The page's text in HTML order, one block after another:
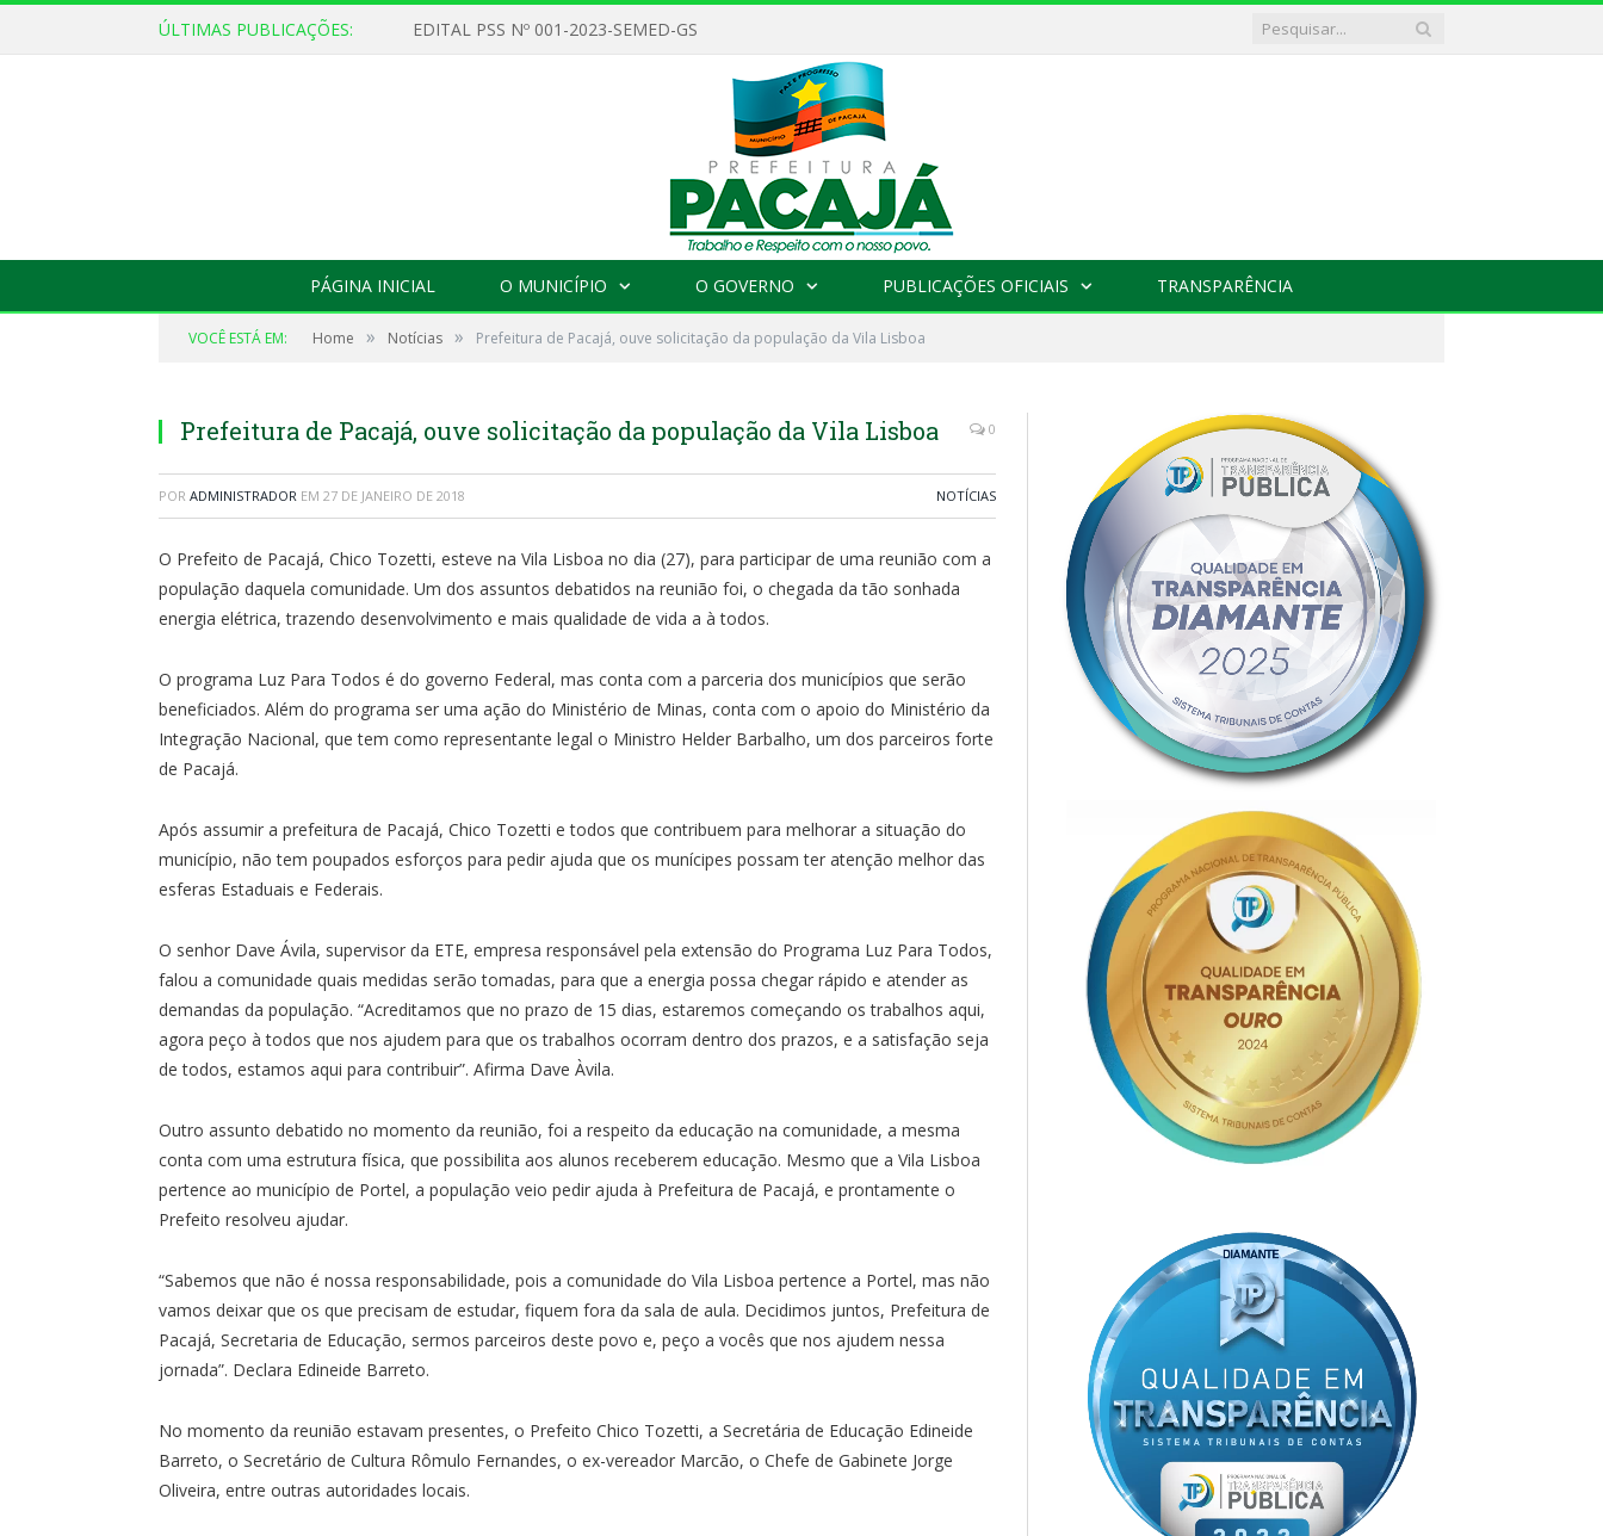
ÚLTIMAS PUBLICAÇÕES: EDITAL PSS Nº 001-2023-SEMED-GS
PÁGINA INICIAL O MUNICÍPIO O GOVERNO PUBLICAÇÕES OFICIAIS TRANSPARÊNCIA
VOCÊ ESTÁ EM: Home » Notícias » Prefeitura de Pacajá, ouve solicitação da população da Vila Lisboa
Prefeitura de Pacajá, ouve solicitação da população da Vila Lisboa 0
POR ADMINISTRADOR EM 27 DE JANEIRO DE 2018 NOTÍCIAS
O Prefeito de Pacajá, Chico Tozetti, esteve na Vila Lisboa no dia (27), para participar de uma reunião com a
população daquela comunidade. Um dos assuntos debatidos na reunião foi, o chegada da tão sonhada
energia elétrica, trazendo desenvolvimento e mais qualidade de vida a à todos.
O programa Luz Para Todos é do governo Federal, mas conta com a parceria dos municípios que serão
beneficiados. Além do programa ser uma ação do Ministério de Minas, conta com o apoio do Ministério da
Integração Nacional, que tem como representante legal o Ministro Helder Barbalho, um dos parceiros forte
de Pacajá.
Após assumir a prefeitura de Pacajá, Chico Tozetti e todos que contribuem para melhorar a situação do
município, não tem poupados esforços para pedir ajuda que os munícipes possam ter atenção melhor das
esferas Estaduais e Federais.
O senhor Dave Ávila, supervisor da ETE, empresa responsável pela extensão do Programa Luz Para Todos,
falou a comunidade quais medidas serão tomadas, para que a energia possa chegar rápido e atender as
demandas da população. “Acreditamos que no prazo de 15 dias, estaremos começando os trabalhos aqui,
agora peço à todos que nos ajudem para que os trabalhos ocorram dentro dos prazos, e a satisfação seja
de todos, estamos aqui para contribuir”. Afirma Dave Àvila.
Outro assunto debatido no momento da reunião, foi a respeito da educação na comunidade, a mesma
conta com uma estrutura física, que possibilita aos alunos receberem educação. Mesmo que a Vila Lisboa
pertence ao município de Portel, a população veio pedir ajuda à Prefeitura de Pacajá, e prontamente o
Prefeito resolveu ajudar.
“Sabemos que não é nossa responsabilidade, pois a comunidade do Vila Lisboa pertence a Portel, mas não
vamos deixar que os que precisam de estudar, fiquem fora da sala de aula. Decidimos juntos, Prefeitura de
Pacajá, Secretaria de Educação, sermos parceiros deste povo e, peço a vocês que nos ajudem nessa
jornada”. Declara Edineide Barreto.
No momento da reunião estavam presentes, o Prefeito Chico Tozetti, a Secretária de Educação Edineide
Barreto, o Secretário de Cultura Rômulo Fernandes, o ex-vereador Marcão, o Chefe de Gabinete Jorge
Oliveira, entre outras autoridades locais.